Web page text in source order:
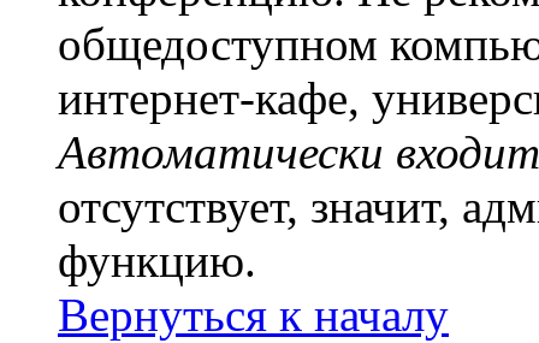
общедоступном
интернет-кафе,
Автоматически
отсутствует, значит,
функцию.
Вернуться к началу